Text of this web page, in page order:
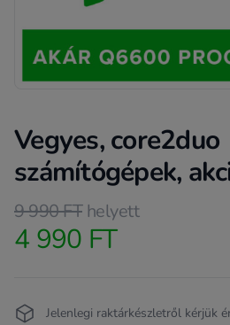
Vegyes, core2duo
számítógépek,
Product information
9 990 FThelyett
4 990 FT
Jelenlegi raktárkészletről kérjük